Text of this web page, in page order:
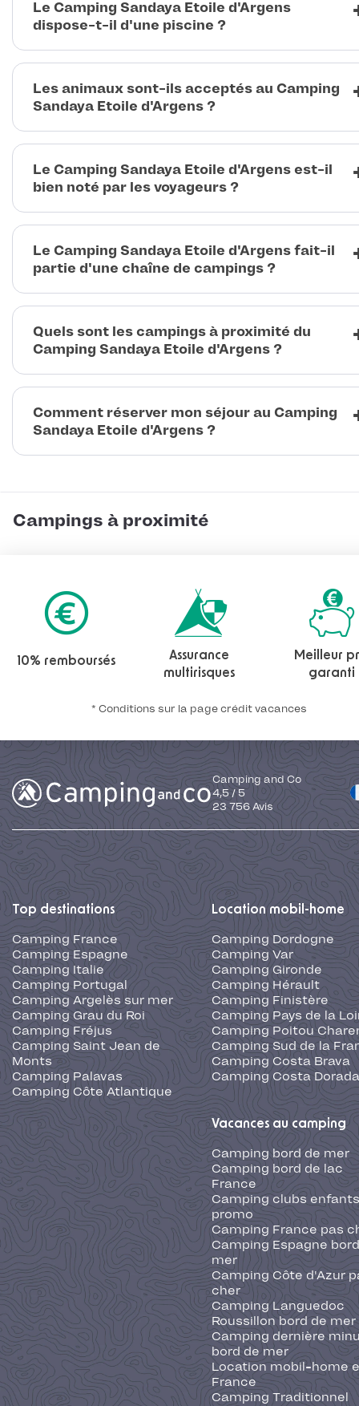
Le Camping Sandaya Etoile d'Argens
dispose-t-il d'une piscine ?
Les animaux sont-ils acceptés au Camping
Sandaya Etoile d'Argens ?
Le Camping Sandaya Etoile d'Argens est-il
bien noté par les voyageurs ?
Le Camping Sandaya Etoile d'Argens fait-il
partie d'une chaîne de campings ?
Quels sont les campings à proximité du
Camping Sandaya Etoile d'Argens ?
Comment réserver mon séjour au Camping
Sandaya Etoile d'Argens ?
Campings à proximité
10% remboursés
Assurance
multirisques
Meilleur
garanti
* Conditions sur la page crédit vacances
Camping and Co
4,5 / 5
23 756Avis
Top destinations
Camping France
Camping Espagne
Camping Italie
Camping Portugal
Camping Argelès sur mer
Camping Grau du Roi
Camping Fréjus
Camping Saint Jean de
Monts
Camping Palavas
Camping Côte Atlantique
Location mobil-home
Camping Dordogne
Camping Var
Camping Gironde
Camping Hérault
Camping Finistère
Camping Pays de la
Camping Poitou
Camping Sud de la
Camping Costa Brava
Camping Costa Dorada
Vacances au camping
Camping bord de mer
Camping bord de lac
France
Camping clubs
promo
Camping France pas
Camping Espagne
mer
Camping Côte d'Azur
cher
Camping Languedoc
Roussillon bord de mer
Camping dernière
bord de mer
Location mobil-home
France
Camping Traditionnel